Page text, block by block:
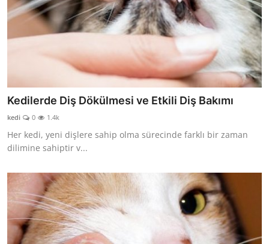
Kedilerde Diş Dökülmesi ve Etkili Diş Bakımı
kedi 0 1.4k
Her kedi, yeni dişlere sahip olma sürecinde farklı bir zaman
dilimine sahiptir v...